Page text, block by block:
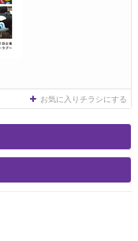
お気に入りチラシにする